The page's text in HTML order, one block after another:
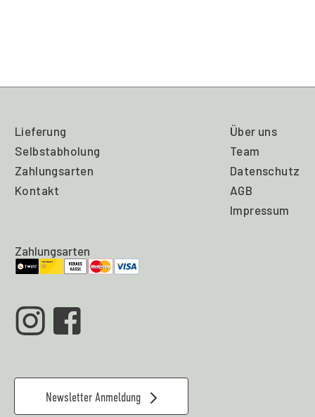
Menge
Lieferung
Selbstabholung
Zahlungsarten
Kontakt
Über uns
Team
Datenschutz
AGB
Impressum
Zahlungsarten
Newsletter Anmeldung